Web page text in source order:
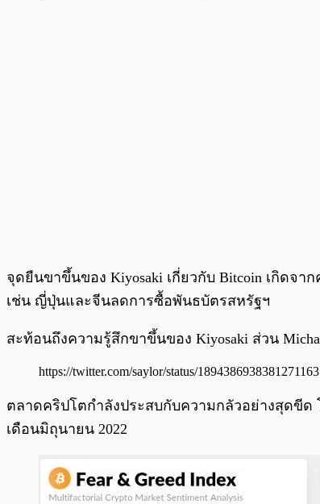
จุดยืนขาขึ้นของ Kiyosaki เกี่ยวกับ Bitcoin เกิดจา
เช่น ญี่ปุ่นและจีนลดการซื้อพันธบัตรสหรัฐฯ
สะท้อนถึงความรู้สึกขาขึ้นของ Kiyosaki ส่วน
https://twitter.com/saylor/status/1894386938381271163
ตลาดคริปโตกําลังประสบกับความกลัวอย่างสุดขีด
เดือนมิถุนายน 2022